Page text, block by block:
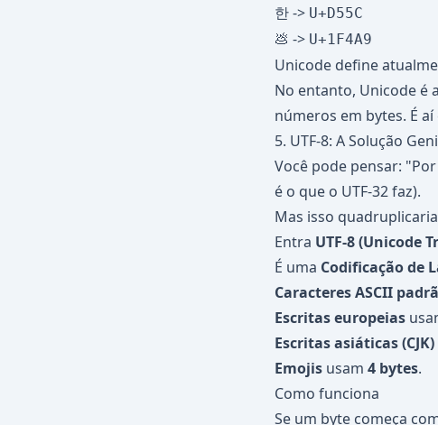
한 -> U+D55C
💩 -> U+1F4A9
Unicode define
No entanto, Unicode é
números em bytes. É
5. UTF-8: A Solução
Você pode pensar:
é o que o UTF-32 faz).
Mas isso
Entra UTF-8 (Unicode
É uma Codificação de
Caracteres ASCII
Escritas europeias
Escritas asiáticas (CJK)
Emojis usam 4 bytes.
Como funciona
Se um byte começa